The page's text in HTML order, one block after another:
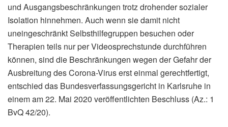
und Ausgangsbeschränkungen trotz drohender sozialer
Isolation hinnehmen. Auch wenn sie damit nicht
uneingeschränkt Selbsthilfegruppen besuchen oder
Therapien teils nur per Videosprechstunde durchführen
können, sind die Beschränkungen wegen der Gefahr der
Ausbreitung des Corona-Virus erst einmal gerechtfertigt,
entschied das Bundesverfassungsgericht in Karlsruhe in
einem am 22. Mai 2020 veröffentlichten Beschluss (Az.: 1
BvQ 42/20).